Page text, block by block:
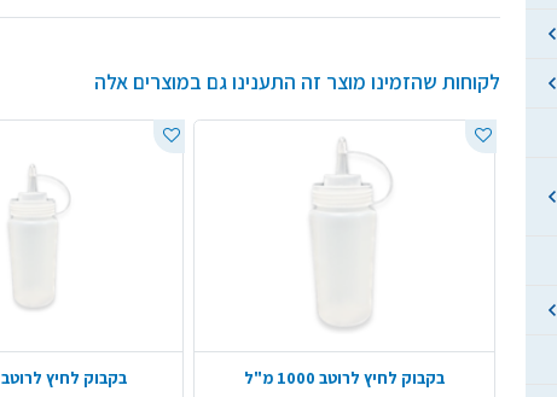
לקוחות שהזמינו מוצר זה התענינו גם במוצרים אלה
בקבוק לחיץ לרוטב 1000 מ"ל
בקבוק לחיץ לרוטב 360 מ"ל